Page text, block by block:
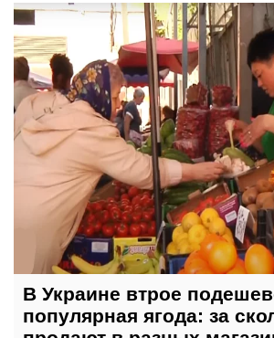
12 мая, 21:00
В Украине втрое
популярная ягода: за